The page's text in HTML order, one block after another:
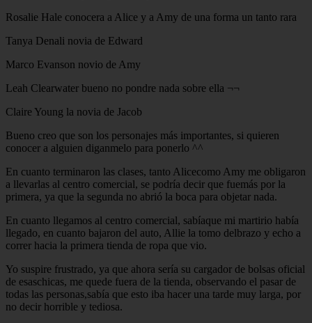
Rosalie Hale conocera a Alice y a Amy de una forma un tanto rara
Tanya Denali novia de Edward
Marco Evanson novio de Amy
Leah Clearwater bueno no pondre nada sobre ella ¬¬
Claire Young la novia de Jacob
Bueno creo que son los personajes más importantes, si quieren
conocer a alguien diganmelo para ponerlo ^^
En cuanto terminaron las clases, tanto Alicecomo Amy me obligaron
a llevarlas al centro comercial, se podría decir que fuemás por la
primera, ya que la segunda no abrió la boca para objetar nada.
En cuanto llegamos al centro comercial, sabíaque mi martirio había
llegado, en cuanto bajaron del auto, Allie la tomo delbrazo y echo a
correr hacia la primera tienda de ropa que vio.
Yo suspire frustrado, ya que ahora sería su cargador de bolsas oficial
de esaschicas, me quede fuera de la tienda, observando el pasar de
todas las personas,sabía que esto iba hacer una tarde muy larga, por
no decir horrible y tediosa.